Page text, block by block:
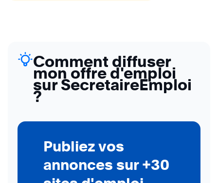
Comment diffuser
mon offre d'emploi
sur SecretaireEmploi
?
Publiez vos
annonces sur +30